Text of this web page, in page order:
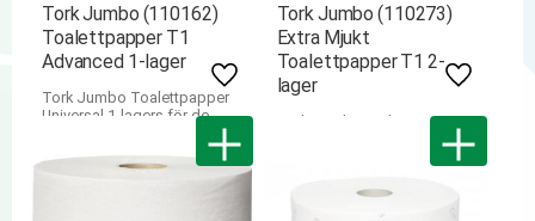
Tork Jumbo (110162)
Toalettpapper T1
Advanced 1-lager
Tork Jumbo Toalettpapper
Universal 1-lagers för de
grundläggande behoven i ett
toalettutrymme. 500m/rl,
Lägg till i favoriter
Tork Jumbo (110273)
Extra Mjukt
Toalettpapper T1 2-
lager
Tork Jumbo toalettpapper
Lägg till i